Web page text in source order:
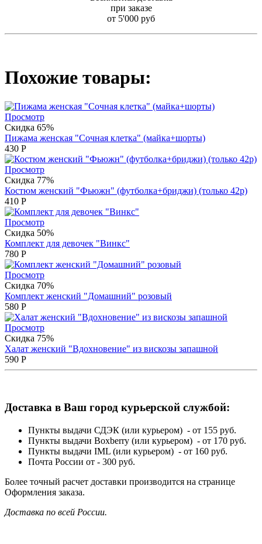
при заказе
от 5'000 руб
Похожие товары:
Просмотр
Скидка 65%
Пижама женская "Сочная клетка" (майка+шорты)
430 Р
Просмотр
Скидка 77%
Костюм женский "Фьюжн" (футболка+бриджи) (только 42р)
410 Р
Просмотр
Скидка 50%
Комплект для девочек "Винкс"
780 Р
Просмотр
Скидка 70%
Комплект женский "Домашний" розовый
580 Р
Просмотр
Скидка 75%
Халат женский "Вдохновение" из вискозы запашной
590 Р
Доставка в Ваш город курьерской службой:
Пункты выдачи СДЭК (или курьером) - от 155 руб.
Пункты выдачи Boxberry (или курьером) - от 170 руб.
Пункты выдачи IML (или курьером) - от 160 руб.
Почта России от - 300 руб.
Более точный расчет доставки производится на странице
Оформления заказа.
Доставка по всей России.